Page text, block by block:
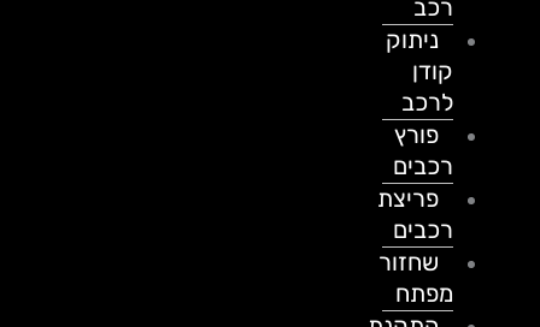
ניתוק
לרכב
פורץ
רכבים
פריצת
רכבים
שחזור
מפתח